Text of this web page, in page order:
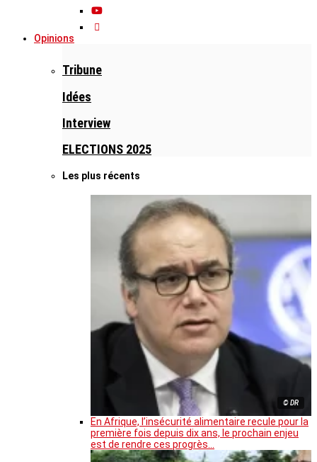
Opinions
Tribune
Idées
Interview
ELECTIONS 2025
Les plus récents
© DR
En Afrique, l’insécurité alimentaire recule pour la
première fois depuis dix ans, le prochain enjeu
est de rendre ces progrès…